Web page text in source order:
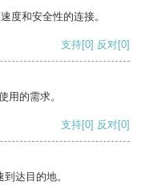
度和安全性的连接。
支持[0] 反对[0]
用的需求。
支持[0] 反对[0]
达目的地。